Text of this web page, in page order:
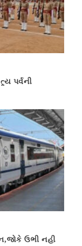
પર્વની
ઉભી નહી